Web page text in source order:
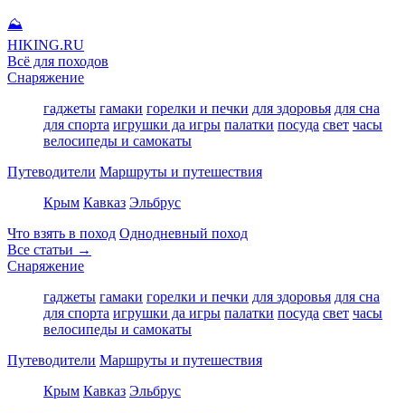
⛰
HIKING.RU
Всё для походов
Снаряжение
гаджеты гамаки горелки и печки для здоровья для сна
для спорта игрушки да игры палатки посуда свет часы
велосипеды и самокаты
Путеводители Маршруты и путешествия
Крым Кавказ Эльбрус
Что взять в поход Однодневный поход
Все статьи →
Снаряжение
гаджеты гамаки горелки и печки для здоровья для сна
для спорта игрушки да игры палатки посуда свет часы
велосипеды и самокаты
Путеводители Маршруты и путешествия
Крым Кавказ Эльбрус